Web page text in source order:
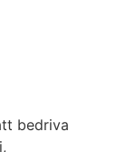
bedriva